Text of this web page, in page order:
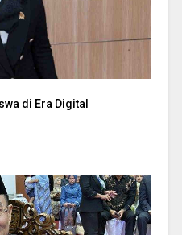
di Era Digital